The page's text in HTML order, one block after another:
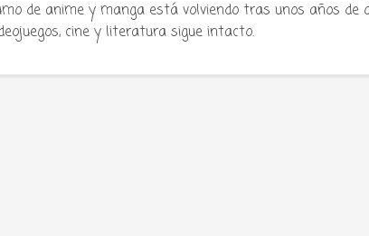
de anime y manga está volviendo tras unos años de
cine y literatura sigue intacto.